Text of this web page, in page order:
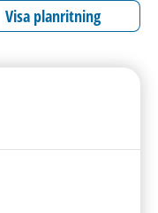
Visa planritning